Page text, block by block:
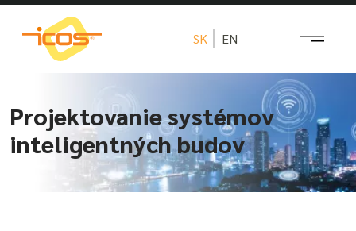
SK EN
Projektovanie systémov
inteligentných budov